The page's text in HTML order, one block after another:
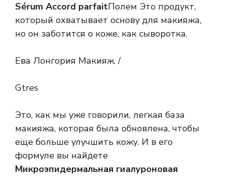
Sérum Accord parfaitПолем Это продукт,
который охватывает основу для макияжа,
но он заботится о коже, как сыворотка.
Ева Лонгория Макияж. /
Gtres
Это, как мы уже говорили, легкая база
макияжа, которая была обновлена, чтобы
еще больше улучшить кожу. И в его
формуле вы найдете
Микроэпидермальная гиалуроновая